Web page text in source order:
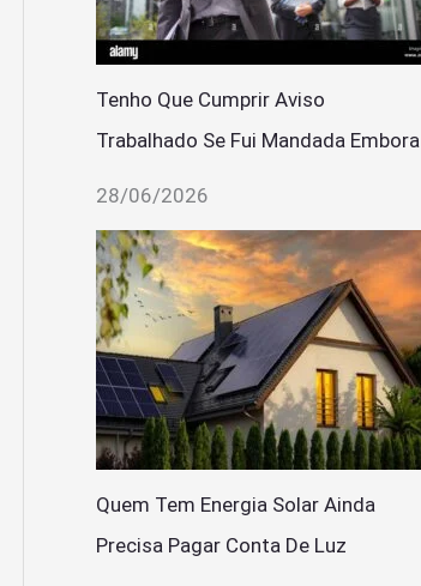
Tenho Que Cumprir Aviso
Trabalhado Se Fui Mandada Embora
28/06/2026
Quem Tem Energia Solar Ainda
Precisa Pagar Conta De Luz